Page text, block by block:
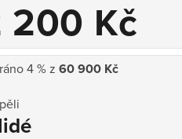
200 Kč
4 % z 60 900 Kč